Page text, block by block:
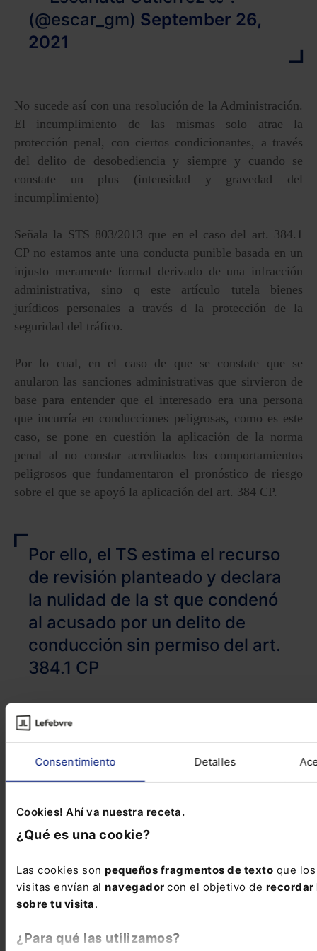
Consentimiento Detalles
Cookies! Ahí va nuestra receta.
¿Qué es una cookie?
Las cookies son pequeños fragmentos de texto que
visitas envían al navegador con el objetivo de recordar
sobre tu visita.
¿Para qué las utilizamos?
(@escar_gm) September 26,
2021
No sucede así con una resolución de la Administración.
El incumplimiento de las mismas solo atrae la
protección penal, con ciertos condicionantes, a través
del delito de desobediencia y siempre y cuando se
constate un plus (intensidad y gravedad del
incumplimiento)
Señala la STS 803/2013 que en el caso del art. 384.1
CP no estamos ante una conducta punible basada en un
injusto meramente formal derivado de una infracción
administrativa, sino q este artículo tutela bienes
jurídicos personales a través d la protección de la
seguridad del tráfico.
Por lo cual, en el caso de que se constate que se
anularon las sanciones administrativas que sirvieron de
base para entender que el interesado era una persona
que incurría en conducciones peligrosas, como es este
caso, se pone en cuestión la aplicación de la norma
penal al no constar acreditados los comportamientos
peligrosos que fundamentaron el pronóstico de riesgo
sobre el que se apoyó la aplicación del art. 384 CP.
Por ello, el TS estima el recurso
de revisión planteado y declara
la nulidad de la st que condenó
al acusado por un delito de
conducción sin permiso del art.
384.1 CP
Os dejo enlace a la resolución?
https://t.co/VbqexnTuiH
#ConsducciónSinPermiso
(@escar_gm) September 26,
2021
penales la anulación de la sanción ha de operar